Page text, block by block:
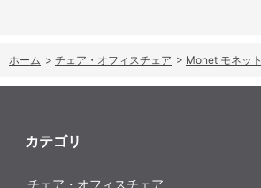
ホーム > チェア・オフィスチェア > Monet モネット
カテゴリ
チェア・オフィスチェア